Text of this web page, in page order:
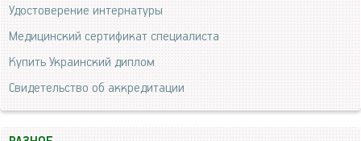
Удостоверение интернатуры
Медицинский сертификат специалиста
Купить Украинский диплом
Свидетельство об аккредитации